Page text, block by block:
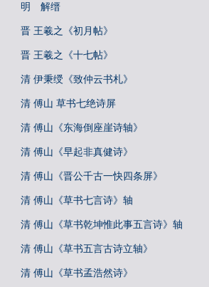
明 解缙
晋 王羲之《初月帖》
晋 王羲之《十七帖》
清 伊秉绶《致仲云书札》
清 傅山 草书七绝诗屏
清 傅山《东海倒座崖诗轴》
清 傅山《早起非真健诗》
清 傅山《晋公千古一快四条屏》
清 傅山《草书七言诗》轴
清 傅山《草书乾坤惟此事五言诗》轴
清 傅山《草书五言古诗立轴》
清 傅山《草书孟浩然诗》